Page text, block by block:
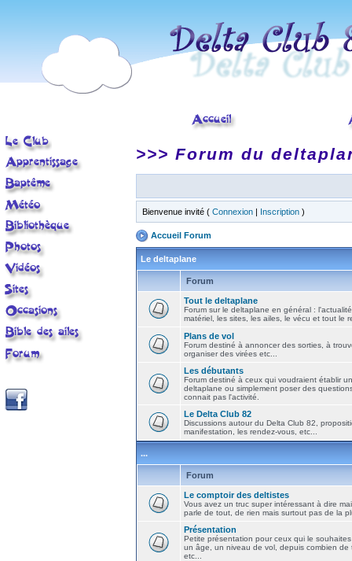
>>> Forum du
Bienvenue invité ( Connexion | Inscription )
Accueil Forum
Le deltaplane
Forum
Tout le deltaplane
Forum sur le deltaplane en général :
matériel, les sites, les ailes, le vécu et tout le
Plans de vol
Forum destiné à annoncer des sorties, à
organiser des virées etc...
Les débutants
Forum destiné à ceux qui voudraient établir
deltaplane ou simplement poser des
connait pas l'activité.
Le Delta Club 82
Discussions autour du Delta Club 82,
manifestation, les rendez-vous, etc...
...
Forum
Le comptoir des deltistes
Vous avez un truc super intéressant à dire
parle de tout, de rien mais surtout pas de la
Présentation
Petite présentation pour ceux qui le
un âge, un niveau de vol, depuis combien de
etc...